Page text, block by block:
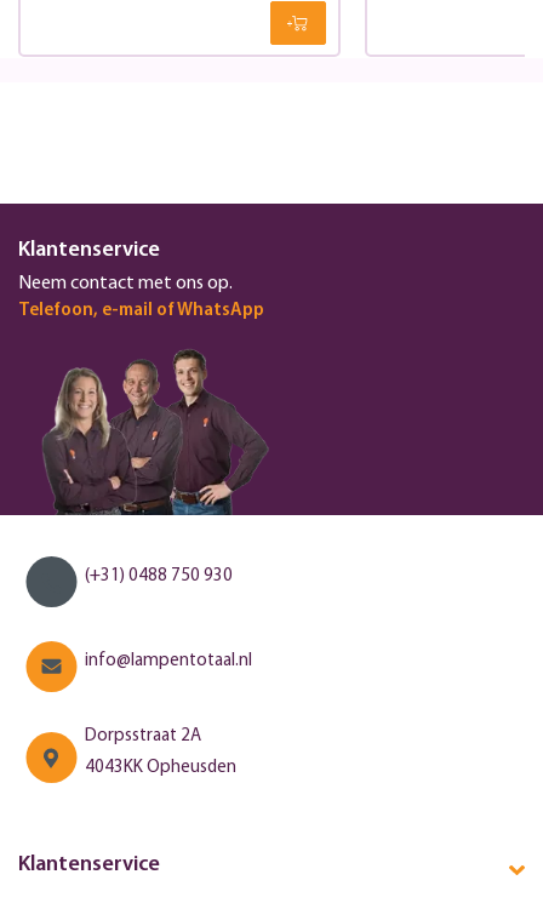
Klantenservice
Neem contact met ons op.
Telefoon, e-mail of WhatsApp
(+31) 0488 750 930
info@lampentotaal.nl
Dorpsstraat 2A
4043KK Opheusden
Klantenservice